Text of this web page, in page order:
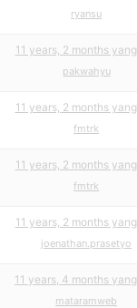
ryansu
11 years, 2 months
pakwahyu
11 years, 2 months
fmtrk
11 years, 2 months
fmtrk
11 years, 2 months
joenathan.prasetyo
11 years, 4 months
mataramweb